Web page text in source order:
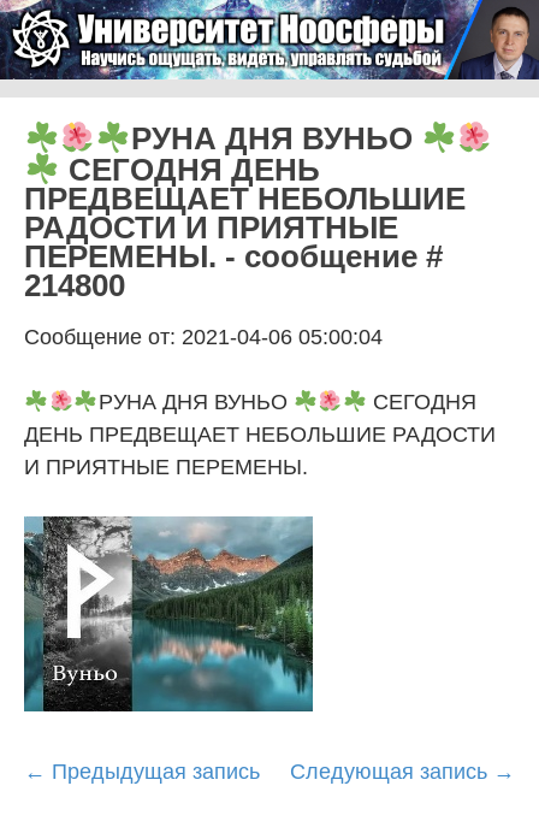
Университет Ноосферы
РУНА ДНЯ ВУНЬО
СЕГОДНЯ ДЕНЬ
ПРЕДВЕЩАЕТ НЕБОЛЬШИЕ
РАДОСТИ И ПРИЯТНЫЕ
ПЕРЕМЕНЫ. - сообщение #
214800
Сообщение от: 2021-04-06 05:00:04
РУНА ДНЯ ВУНЬО
СЕГОДНЯ
ДЕНЬ ПРЕДВЕЩАЕТ НЕБОЛЬШИЕ РАДОСТИ
И ПРИЯТНЫЕ ПЕРЕМЕНЫ.
Post
← Предыдущая запись Следующая запись →